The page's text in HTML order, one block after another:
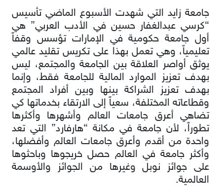
جامعة زايد التي شهدت الأسبوع الماضي تأسيس
“كرسي عبدالغفار حسين في الأدب العربي” هي
أول جامعة حكومية في الإمارات تؤسس وقفاً
تعليمياً، وهي تعمل بهذا على تكريس تقليد عالمي
يوثق أواصر العلاقة بين الجامعة والمجتمع، ليس
بهدف تعزيز الموارد المالية للجامعة فقط، وإنما
بهدف تعزيز الشراكة بينها وبين أفراد المجتمع
وقطاعاته المختلفة، سعياً إلى الارتقاء بخدماتها كي
تضاهي أعرق جامعات العالم وأشهرها وأكثرها
تطوراً، لأن جامعة في مكانة “هارفارد” التي تعد
واحدة من أقدم وأعرق جامعات العالم وأفضلها،
وأكثر جامعة في العالم حصل خريجوها وباحثوها
على جوائز نوبل وغيرها من الجوائز والأوسمة
العالمية.